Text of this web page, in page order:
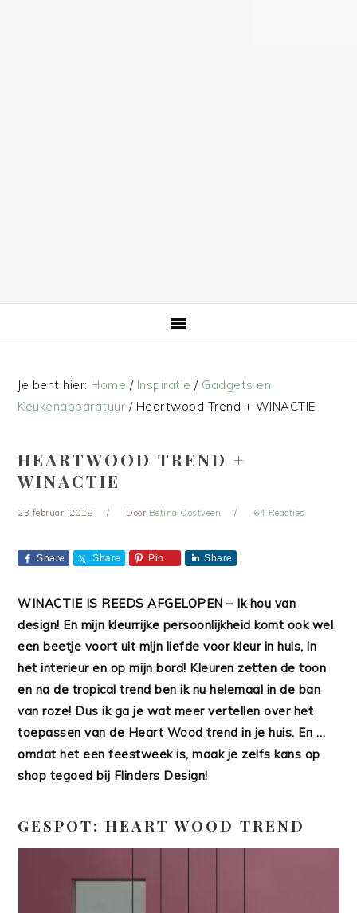
Je bent hier: Home / Inspiratie / Gadgets en
Keukenapparatuur /Heartwood Trend + WINACTIE
HEARTWOOD TREND +
WINACTIE
23 februari 2018 Door Betina Oostveen 64 Reacties
Share Share Pin Share
WINACTIE IS REEDS AFGELOPEN – Ik hou van
design! En mijn kleurrijke persoonlijkheid komt ook wel
een beetje voort uit mijn liefde voor kleur in huis, in
het interieur en op mijn bord! Kleuren zetten de toon
en na de tropical trend ben ik nu helemaal in de ban
van roze! Dus ik ga je wat meer vertellen over het
toepassen van de Heart Wood trend in je huis. En …
omdat het een feestweek is, maak je zelfs kans op
shop tegoed bij Flinders Design!
GESPOT: HEART WOOD TREND